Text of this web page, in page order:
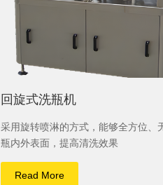
回旋式洗瓶机
采用旋转喷淋的方式，能够全方位、
瓶内外表面，提高清洗效果
Read More